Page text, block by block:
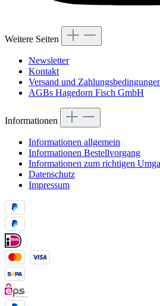
Weitere Seiten
Newsletter
Kontakt
Versand und
AGBs Hagedorn Fisch GmbH
Informationen
Informationen allgemein
Informationen Bestellvorgang
Informationen zum richtigen
Datenschutz
Impressum